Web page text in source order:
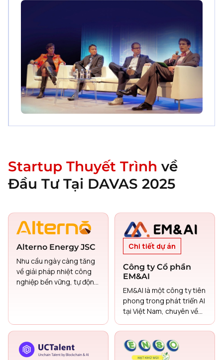
Startup Thuyết Trình về
Đầu Tư Tại DAVAS 2025
Alterno Energy JSC
Nhu cầu ngày càng tăng
về giải pháp nhiệt công
nghiệp bền vững, tự động
pin cát của Alternō cung
cấp nhiệt không phát
thải, chi phí thấp, giúp
giảm phụ thuộc vào nhiên
Chi tiết dự án
Công ty Cổ phần
EM&AI
EM&AI là một công ty tiên
phong trong phát triển AI
tại Việt Nam, chuyên về